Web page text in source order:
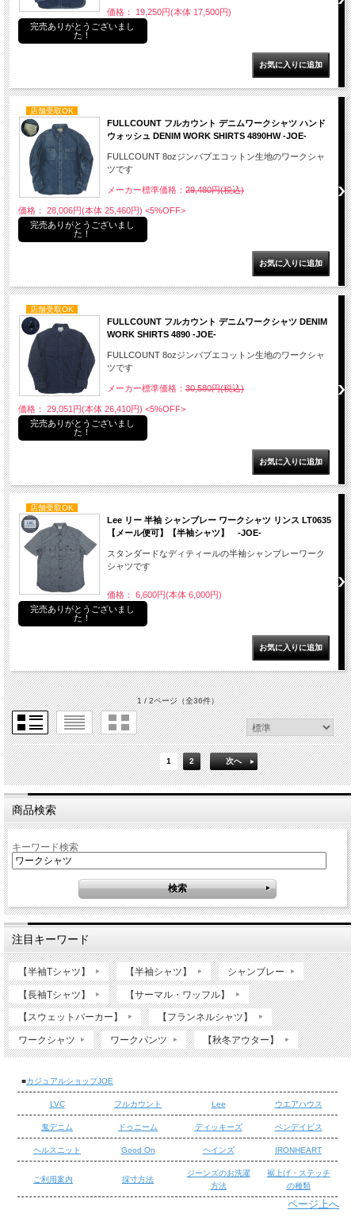
価格： 19,250円(本体 17,500円)
完売ありがとうございまし
た！
店舗受取OK
FULLCOUNT フルカウント デニムワークシャツ ハンド
ウォッシュ DENIM WORK SHIRTS 4890HW -JOE-
FULLCOUNT 8ozジンバブエコットン生地のワークシャ
ツです
メーカー標準価格： 29,480円(税込)
価格： 28,006円(本体 25,460円) <5%OFF>
完売ありがとうございまし
た！
店舗受取OK
FULLCOUNT フルカウント デニムワークシャツ DENIM
WORK SHIRTS 4890 -JOE-
FULLCOUNT 8ozジンバブエコットン生地のワークシャ
ツです
メーカー標準価格： 30,580円(税込)
価格： 29,051円(本体 26,410円) <5%OFF>
完売ありがとうございまし
た！
店舗受取OK
Lee リー 半袖 シャンブレー ワークシャツ リンス LT0635
【メール便可】【半袖シャツ】 -JOE-
スタンダードなディティールの半袖シャンブレーワーク
シャツです
価格： 6,600円(本体 6,000円)
完売ありがとうございまし
た！
1 / 2ページ（全36件）
1 2 次へ
商品検索
キーワード検索
注目キーワード
【半袖Tシャツ】 【半袖シャツ】 シャンブレー
【長袖Tシャツ】 【サーマル・ワッフル】
【スウェットパーカー】 【フランネルシャツ】
ワークシャツ ワークパンツ 【秋冬アウター】
■カジュアルショップJOE
LVC フルカウント Lee ウエアハウス
鬼デニム ドゥニーム ディッキーズ ベンデイビス
ヘルスニット Good On ヘインズ IRONHEART
ご利用案内 採寸方法
ジーンズのお洗濯
方法
裾上げ・ステッチ
の種類
ページ上へ